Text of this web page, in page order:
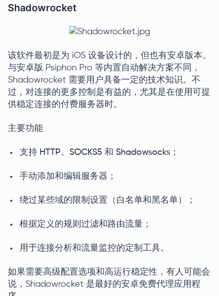
Shadowrocket
该软件最初是为 iOS 设备设计的，但也有安卓版本。
与安卓版 Psiphon Pro 等内置自动解决方案不同，
Shadowrocket 需要用户具备一定的技术知识。不
过，对连接的更多控制是有益的，尤其是在使用可提
供稳定连接的付费服务器时。
主要功能
支持 HTTP、SOCKS5 和 Shadowsocks；
手动添加和编辑服务器；
绕过某些域的限制设置（白名单和黑名单）；
根据定义的规则过滤和路由流量；
用于连接分析和流量监控的定制工具。
如果需要高级配置选项和高运行稳定性，有人可能会
说，Shadowrocket 是最好的安卓免费代理应用程